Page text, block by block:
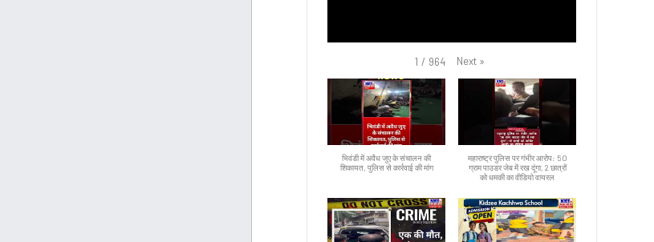
1 / 964 Next »
भिवंडी में अवैध जुए के संचालन की
शिकायत, पुलिस से कार्रवाई की मांग
महाराष्ट्र पुलिस पर गंभीर आरोप: 50
ग्राम पाउडर जेब में रख दूंगा, 2 छात्रों
को धमकी का वीडियो वायरल